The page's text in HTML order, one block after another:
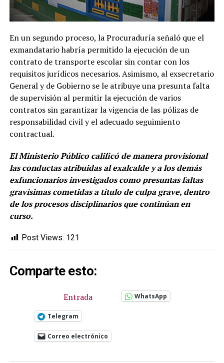
En un segundo proceso, la Procuraduría señaló que el
exmandatario habría permitido la ejecución de un
contrato de transporte escolar sin contar con los
requisitos jurídicos necesarios. Asimismo, al exsecretario
General y de Gobierno se le atribuye una presunta falta
de supervisión al permitir la ejecución de varios
contratos sin garantizar la vigencia de las pólizas de
responsabilidad civil y el adecuado seguimiento
contractual.
El Ministerio Público calificó de manera provisional
las conductas atribuidas al exalcalde y a los demás
exfuncionarios investigados como presuntas faltas
gravísimas cometidas a título de culpa grave, dentro
de los procesos disciplinarios que continúan en
curso.
Post Views: 121
Comparte esto:
Entrada WhatsApp
Telegram
Correo electrónico